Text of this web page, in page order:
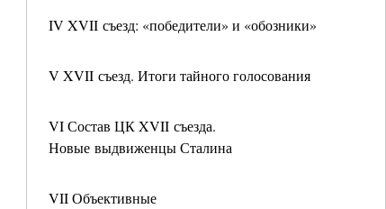
IV XVII съезд: «победители» и «обозники»
V XVII съезд. Итоги тайного голосования
VI Состав ЦК XVII съезда.
Новые выдвиженцы Сталина
VII Объективные